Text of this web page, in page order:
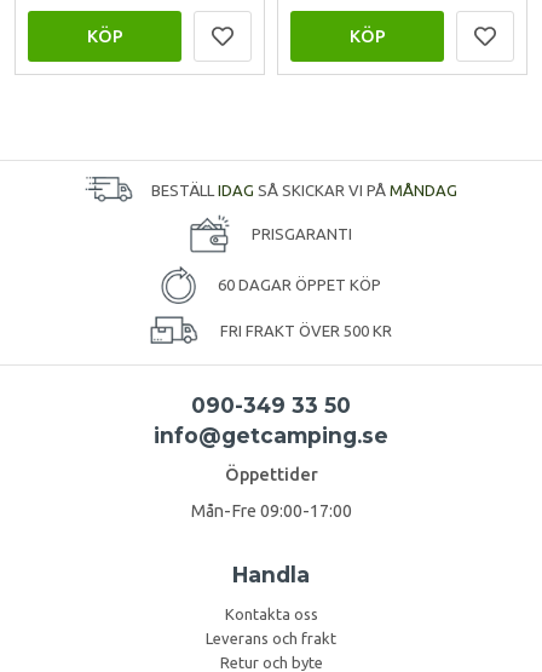
KÖP KÖP
BESTÄLL IDAG SÅ SKICKAR VI PÅ MÅNDAG
PRISGARANTI
60 DAGAR ÖPPET KÖP
FRI FRAKT ÖVER 500 KR
090-349 33 50
info@getcamping.se
Öppettider
Mån-Fre 09:00-17:00
Handla
Kontakta oss
Leverans och frakt
Retur och byte